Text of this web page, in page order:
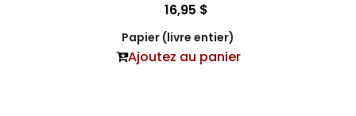
16,95 $
Papier (livre entier)
Ajoutez au panier